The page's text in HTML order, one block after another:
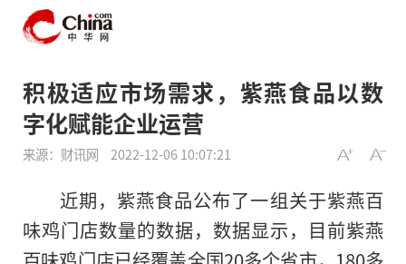
积极适应市场需求，紫燕食品以数
字化赋能企业运营
来源：财讯网 2022-12-06 10:07:21
近期，紫燕食品公布了一组关于紫燕百
味鸡门店数量的数据，数据显示，目前紫燕